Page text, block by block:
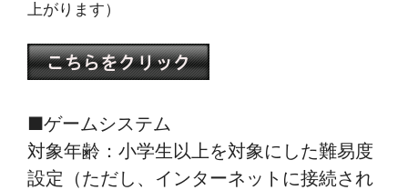
上がります）
■ゲームシステム
対象年齢：小学生以上を対象にした難易度
設定（ただし、インターネットに接続され